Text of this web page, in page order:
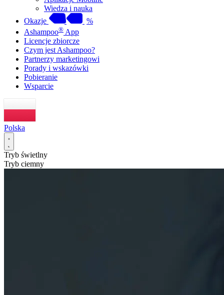
Wiedza i nauka
Okazje
%
Ashampoo® App
Licencje zbiorcze
Czym jest Ashampoo?
Partnerzy marketingowi
Porady i wskazówki
Pobieranie
Wsparcie
Polska
Tryb świetlny
Tryb ciemny